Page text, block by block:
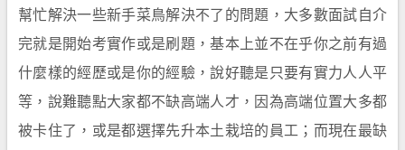
幫忙解決一些新手菜鳥解決不了的問題，大多數面試自介
完就是開始考實作或是刷題，基本上並不在乎你之前有過
什麼樣的經歷或是你的經驗，說好聽是只要有實力人人平
等，說難聽點大家都不缺高端人才，因為高端位置大多都
被卡住了，或是都選擇先升本土栽培的員工；而現在最缺